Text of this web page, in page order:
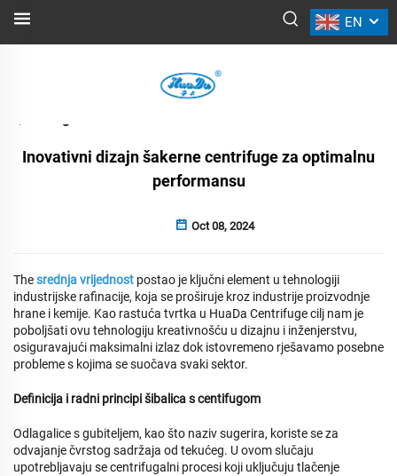
EN
VIJESTI
Inovativni dizajn šakerne centrifuge za optimalnu
performansu
Oct 08, 2024
Thesrednja vrijednost postao je ključni element u tehnologiji
industrijske rafinacije, koja se proširuje kroz industrije proizvodnje
hrane i kemije. Kao rastuća tvrtka u HuaDa Centrifuge cilj nam je
poboljšati ovu tehnologiju kreativnošću u dizajnu i inženjerstvu,
osiguravajući maksimalni izlaz dok istovremeno rješavamo posebne
probleme s kojima se suočava svaki sektor.
Definicija i radni principi šibalica s centifugom
Odlagalice s gubiteljem, kao što naziv sugerira, koriste se za
odvajanje čvrstog sadržaja od tekućeg. U ovom slučaju
upotrebljavaju se centrifugalni procesi koji uključuju tlačenje